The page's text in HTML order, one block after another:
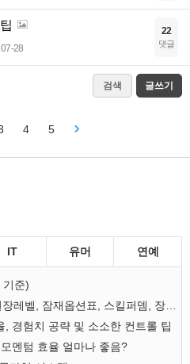
07-28
22
댓글
검색 글쓰기
4 5
IT 유머 연예
기준)
경험치 공략 및 소소한 컨트롤 팁
멘텀 효율 얼마나 좋음?